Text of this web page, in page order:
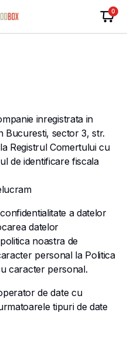
0
inregistrata in
Bucuresti, sector 3, str.
Registrul Comertului cu
de identificare fiscala
a datelor
datelor
noastra de
personal la Politica
caracter personal.
de date cu
tipuri de date